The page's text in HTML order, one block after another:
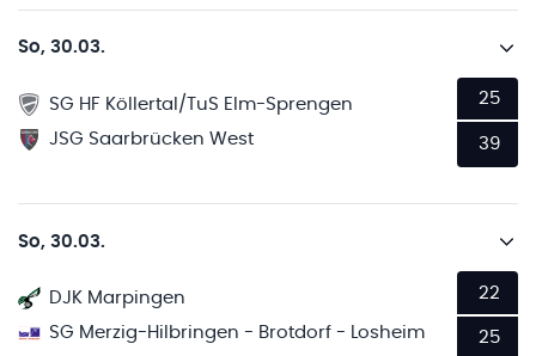
So, 30.03.
SG HF Köllertal/TuS Elm-Sprengen
JSG Saarbrücken West
25
39
So, 30.03.
DJK Marpingen
SG Merzig-Hilbringen - Brotdorf - Losheim
22
25